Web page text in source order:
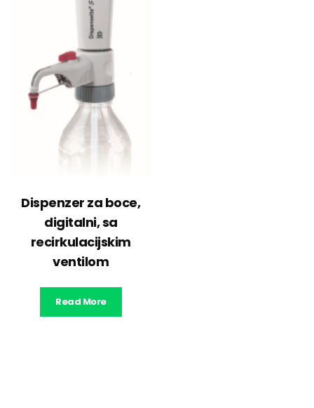
Dispenzer za boce,
digitalni, sa
recirkulacijskim
ventilom
Read More